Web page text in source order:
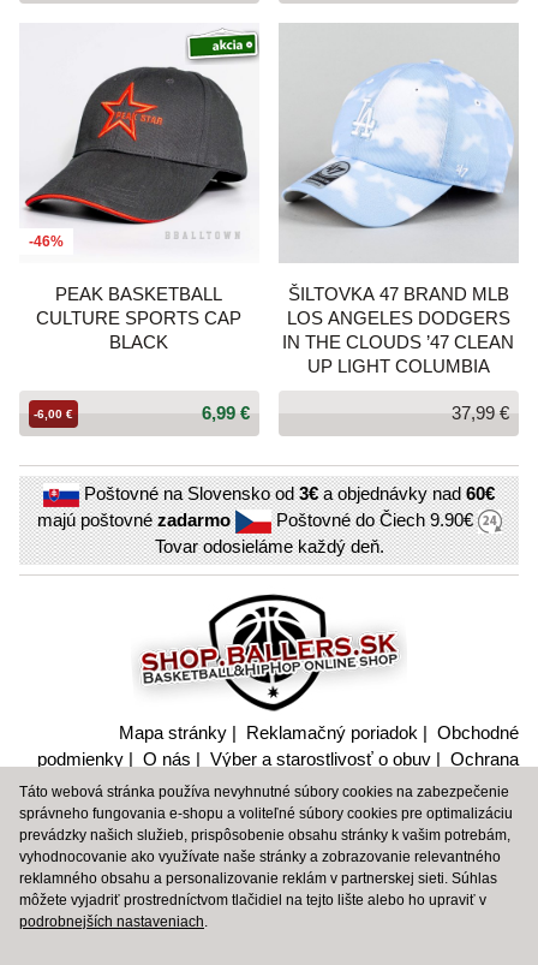
-46%
PEAK BASKETBALL
CULTURE SPORTS CAP
BLACK
6,99 €
-6,00 €
ŠILTOVKA 47 BRAND MLB
LOS ANGELES DODGERS
IN THE CLOUDS ’47 CLEAN
UP LIGHT COLUMBIA
37,99 €
Poštovné na Slovensko od3€a objednávky nad60€
majú poštovnézadarmo Poštovné do Čiech9.90€
Tovar odosieláme každý deň.
Mapa stránky | Reklamačný poriadok | Obchodné
podmienky | O nás | Výber a starostlivosť o obuv | Ochrana
súkromia a nakladanie s citlivými údajmi
BBALLTOWN|BBT|PEAK SPORT |SPALDING|SHOP
SPALDING
© 2006 – 2026 Shop.Baller.sk, original design by Martin
Táto webová stránka používa nevyhnutné súbory cookies na zabezpečenie
správneho fungovania e-shopu a voliteľné súbory cookies pre optimalizáciu
prevádzky našich služieb, prispôsobenie obsahu stránky k vašim potrebám,
vyhodnocovanie ako využívate naše stránky a zobrazovanie relevantného
reklamného obsahu a personalizovanie reklám v partnerskej sieti. Súhlas
môžete vyjadriť prostredníctvom tlačidiel na tejto lište alebo ho upraviť v
podrobnejších nastaveniach.